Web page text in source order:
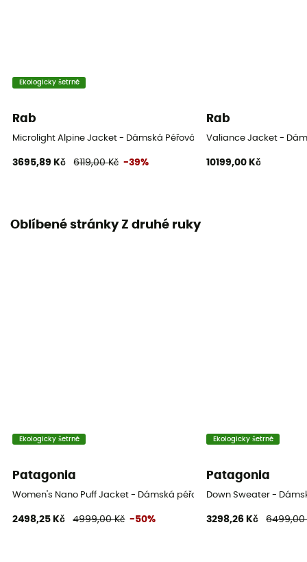
Ekologicky šetrné
Rab
Microlight Alpine Jacket - Dámská Péřová bunda
3695,89 Kč 6119,00 Kč -39%
Rab
Valiance Jacket -
10199,00 Kč
Oblíbené stránky Z druhé ruky
Ekologicky šetrné
Patagonia
Women's Nano Puff Jacket - Dámská péřova
2498,25 Kč 4999,00 Kč -50%
Ekologicky šetrné
Patagonia
Down Sweater -
3298,26 Kč 6499,00